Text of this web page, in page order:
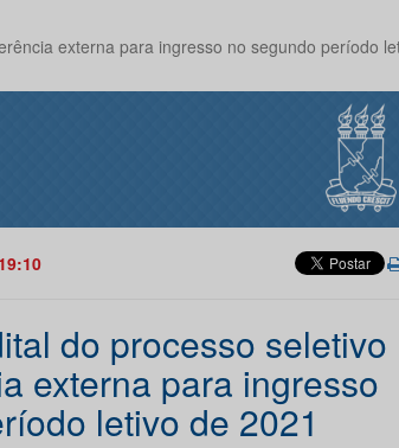
externa para ingresso no segundo período
do processo seletivo
externa para ingresso
letivo de 2021